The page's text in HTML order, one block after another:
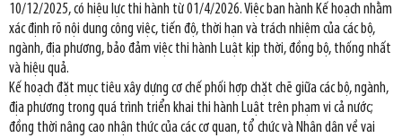
10/12/2025, có hiệu lực thi hành từ 01/4/2026. Việc ban hành Kế hoạch nhằm
xác định rõ nội dung công việc, tiến độ, thời hạn và trách nhiệm của các bộ,
ngành, địa phương, bảo đảm việc thi hành Luật kịp thời, đồng bộ, thống nhất
và hiệu quả.
Kế hoạch đặt mục tiêu xây dựng cơ chế phối hợp chặt chẽ giữa các bộ, ngành,
địa phương trong quá trình triển khai thi hành Luật trên phạm vi cả nước;
đồng thời nâng cao nhận thức của các cơ quan, tổ chức và Nhân dân về vai